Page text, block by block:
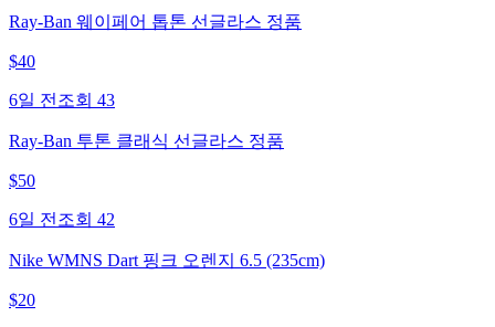
Ray-Ban 웨이페어 톱톤 선글라스 정품
$40
6일 전 조회 43
Ray-Ban 투톤 클래식 선글라스 정품
$50
6일 전 조회 42
Nike WMNS Dart 핑크 오렌지 6.5 (235cm)
$20